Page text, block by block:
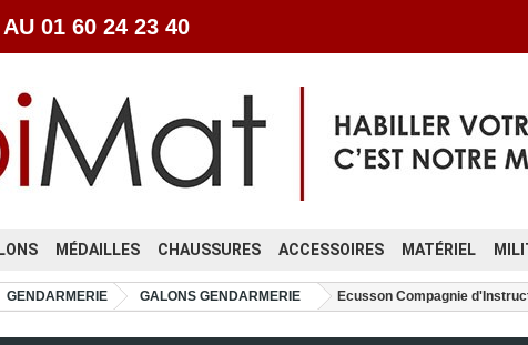
01 60 24 23 40
MÉDAILLES CHAUSSURES ACCESSOIRES MATÉRIEL
GENDARMERIE GALONS GENDARMERIE Ecusson Compagnie